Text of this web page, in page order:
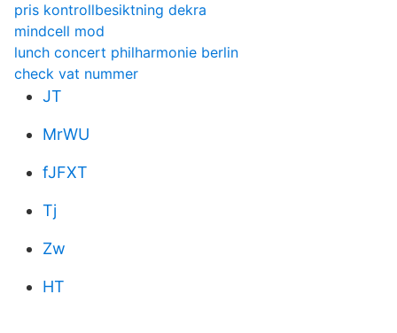
pris kontrollbesiktning dekra
mindcell mod
lunch concert philharmonie berlin
check vat nummer
JT
MrWU
fJFXT
Tj
Zw
HT